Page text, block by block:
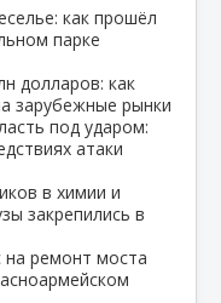
как прошёл
парке
долларов: как
зарубежные рынки
под ударом:
атаки
в химии и
закрепились в
на ремонт моста